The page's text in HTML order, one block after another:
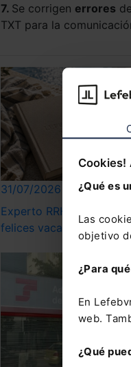
Cookies!
¿Qué es
Las
objetivo
¿Para
En
web.
¿Qué
7. Se corrigen errores
TXT para la
31/07/2026
Experto RRHH os desea
felices vacaciones